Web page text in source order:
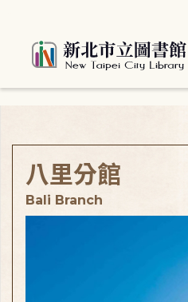
八里分館
Bali Branch